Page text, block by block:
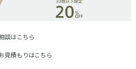
談はこちら
見積もりはこちら